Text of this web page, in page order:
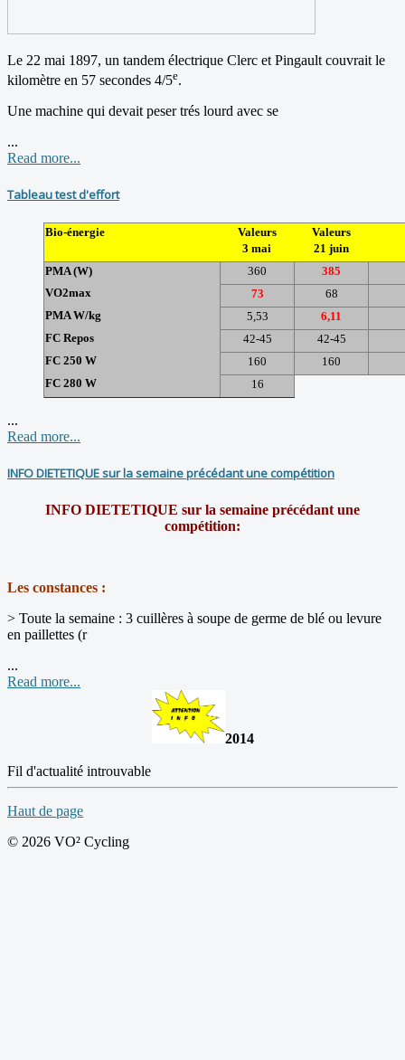
Le 22 mai 1897, un tandem électrique Clerc et Pingault couvrait le
kilomètre en 57 secondes 4/5e.
Une machine qui devait peser trés lourd avec se
...
Read more...
Tableau test d'effort
Bio-énergie
Valeurs
3 mai
Valeurs
21 juin
PMA (W)
360
385
VO2max
73
68
PMA W/kg
5,53
6,11
FC Repos
42-45
42-45
FC 250 W
160
160
FC 280 W
16
...
Read more...
INFO DIETETIQUE sur la semaine précédant une compétition
INFO DIETETIQUE sur la semaine précédant une
compétition:
Les constances :
> Toute la semaine : 3 cuillères à soupe de germe de blé ou levure
en paillettes (r
...
Read more...
2014
Fil d'actualité introuvable
Haut de page
© 2026 VO² Cycling